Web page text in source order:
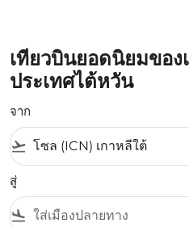
เที่ยวบินยอดนิยมของ
ประเทศไต้หวัน
จาก
flight_takeoff
สู่
flight_land